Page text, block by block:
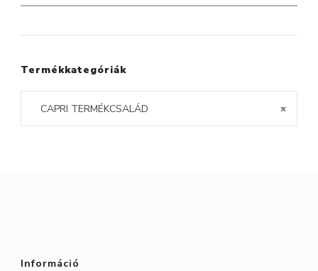
a
következőre:
Termékkategóriák
×
CAPRI TERMÉKCSALÁD
Információ